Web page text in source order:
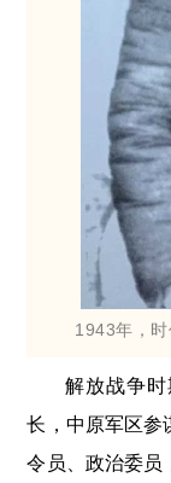
1943年，时
解放战争
长，中原军区参
令员、政治委员